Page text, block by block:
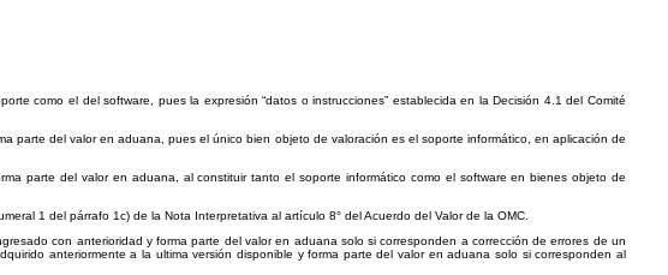
como el del software, pues la expresión “datos o instrucciones” establecida en la Decisión 4.1 del Comité
del valor en aduana, pues el único bien objeto de valoración es el soporte informático, en aplicación de
parte del valor en aduana, al constituir tanto el soporte informático como el software en bienes objeto de
1 del párrafo 1c) de la Nota Interpretativa al artículo 8° del Acuerdo del Valor de la OMC.
con anterioridad y forma parte del valor en aduana solo si corresponden a corrección de errores de un
anteriormente a la ultima versión disponible y forma parte del valor en aduana solo si corresponden al